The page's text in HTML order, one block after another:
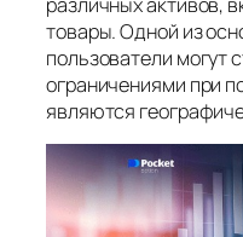
товары. Одной из
пользователи могут
ограничениями при
являются